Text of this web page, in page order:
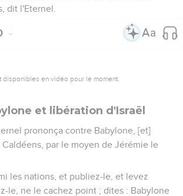
dit l'Eternel.
disponibles en vidéo pour le moment.
et libération d'Israël
prononça contre Babylone, [et]
par le moyen de Jérémie le
les nations, et publiez-le, et levez
le, ne le cachez point ; dites : Babylone